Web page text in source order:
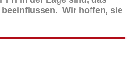
Wir hoffen, sie